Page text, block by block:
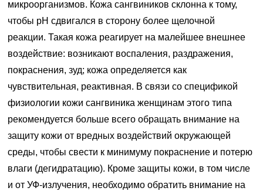
микроорганизмов. Кожа сангвиников склонна к тому,
чтобы рН сдвигался в сторону более щелочной
реакции. Такая кожа реагирует на малейшее внешнее
воздействие: возникают воспаления, раздражения,
покраснения, зуд; кожа определяется как
чувствительная, реактивная. В связи со спецификой
физиологии кожи сангвиника женщинам этого типа
рекомендуется больше всего обращать внимание на
защиту кожи от вредных воздействий окружающей
среды, чтобы свести к минимуму покраснение и потерю
влаги (дегидратацию). Кроме защиты кожи, в том числе
и от УФ-излучения, необходимо обратить внимание на